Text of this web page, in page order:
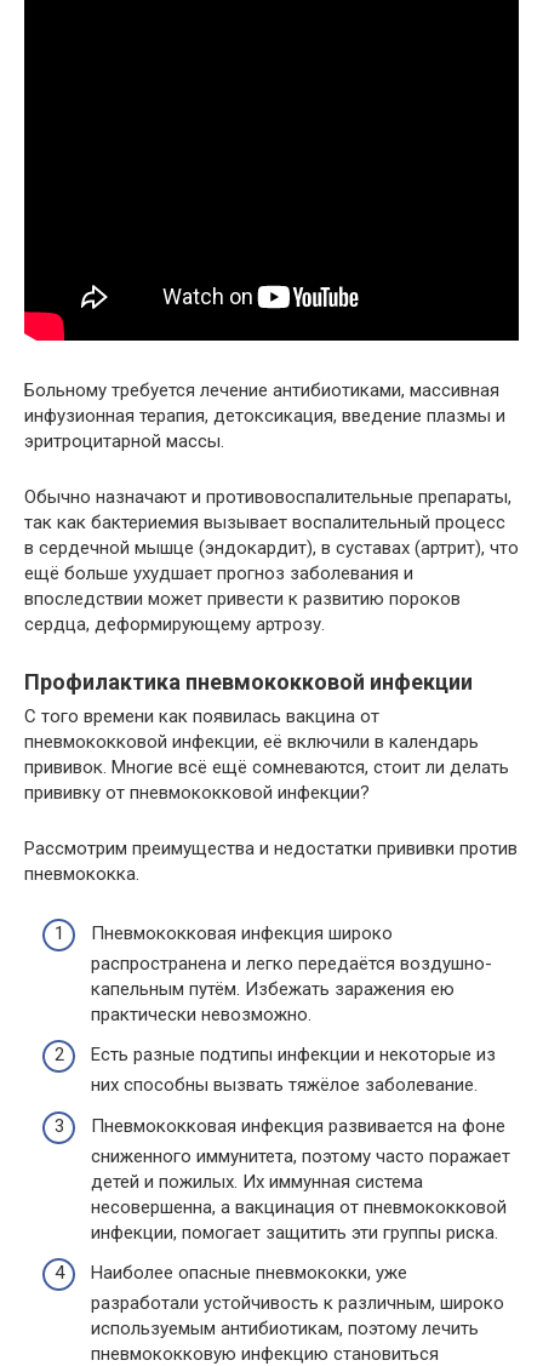
Больному требуется лечение антибиотиками, массивная
инфузионная терапия, детоксикация, введение плазмы и
эритроцитарной массы.
Обычно назначают и противовоспалительные препараты,
так как бактериемия вызывает воспалительный процесс
в сердечной мышце (эндокардит), в суставах (артрит), что
ещё больше ухудшает прогноз заболевания и
впоследствии может привести к развитию пороков
сердца, деформирующему артрозу.
Профилактика пневмококковой инфекции
С того времени как появилась вакцина от
пневмококковой инфекции, её включили в календарь
прививок. Многие всё ещё сомневаются, стоит ли делать
прививку от пневмококковой инфекции?
Рассмотрим преимущества и недостатки прививки против
пневмококка.
Пневмококковая инфекция широко
распространена и легко передаётся воздушно-
капельным путём. Избежать заражения ею
практически невозможно.
Есть разные подтипы инфекции и некоторые из
них способны вызвать тяжёлое заболевание.
Пневмококковая инфекция развивается на фоне
сниженного иммунитета, поэтому часто поражает
детей и пожилых. Их иммунная система
несовершенна, а вакцинация от пневмококковой
инфекции, помогает защитить эти группы риска.
Наиболее опасные пневмококки, уже
разработали устойчивость к различным, широко
используемым антибиотикам, поэтому лечить
пневмококковую инфекцию становиться